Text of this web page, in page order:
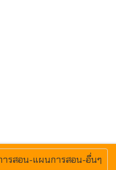
ารสอน-แผนการสอน-อื่นๆ